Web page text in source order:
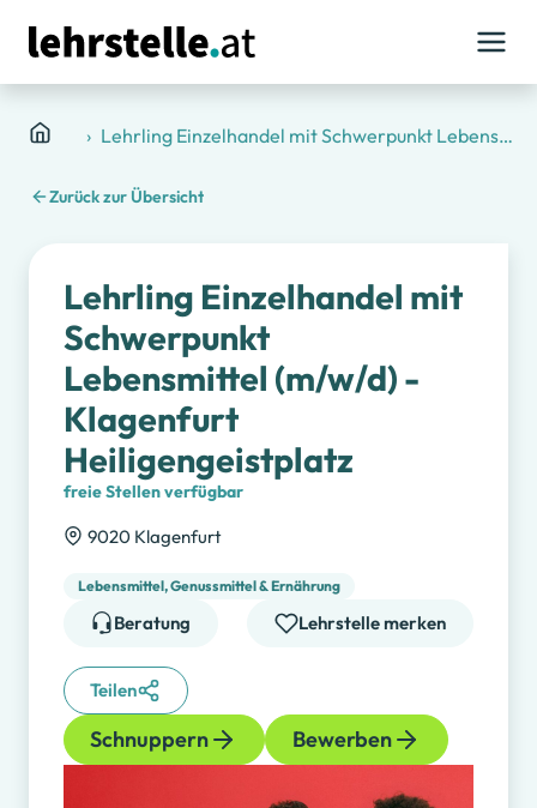
Lehrstellen
SPAR Österreichische Warenhandels-
Lehrling Einzelhandel mit Schwerpunkt Lebensmittel (m/w/d) - Klagenfurt Heiligengeistplatz
Zurück zur Übersicht
Lehrling Einzelhandel mit
Schwerpunkt
Lebensmittel (m/w/d) -
Klagenfurt
Heiligengeistplatz
freie Stellen verfügbar
9020 Klagenfurt
Lebensmittel, Genussmittel & Ernährung
Beratung Lehrstelle merken
Teilen
Schnuppern Bewerben